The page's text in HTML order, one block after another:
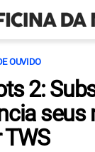
OUVIDO
2:
seus